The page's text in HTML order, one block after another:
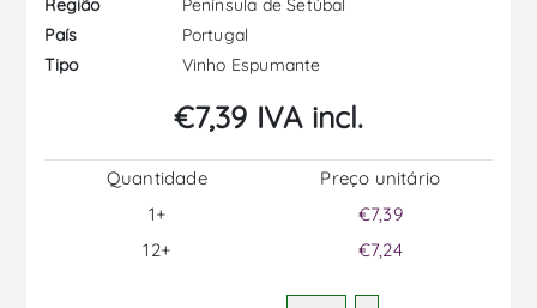
Região
País
Portugal
Tipo
Vinho Espumante
€7,39 IVA incl.
Quantidade
1+
12+
Preço unitário
€7,39
€7,24